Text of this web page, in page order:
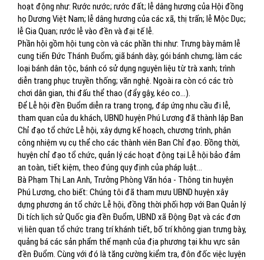
hoạt động như: Rước nước; rước đất; lễ dâng hương của Hội đồng
họ Dương Việt Nam; lễ dâng hương của các xã, thị trấn; lễ Mộc Dục;
lễ Gia Quan; rước lễ vào đền và đại tế lễ.
Phần hội gồm hội tung còn và các phần thi như: Trưng bày mâm lễ
cung tiến Đức Thánh Đuổm; giã bánh dày; gói bánh chưng; làm các
loại bánh dân tộc, bánh có sử dụng nguyên liệu từ trà xanh; trình
diễn trang phục truyền thống; văn nghệ. Ngoài ra còn có các trò
chơi dân gian, thi đấu thể thao (đẩy gậy, kéo co…).
Để Lễ hội đền Đuổm diễn ra trang trọng, đáp ứng nhu cầu đi lễ,
tham quan của du khách, UBND huyện Phú Lương đã thành lập Ban
Chỉ đạo tổ chức Lễ hội, xây dựng kế hoạch, chương trình, phân
công nhiệm vụ cụ thể cho các thành viên Ban Chỉ đạo. Đồng thời,
huyện chỉ đạo tổ chức, quản lý các hoạt động tại Lễ hội bảo đảm
an toàn, tiết kiệm, theo đúng quy định của pháp luật…
Bà Phạm Thị Lan Anh, Trưởng Phòng Văn hóa - Thông tin huyện
Phú Lương, cho biết: Chúng tôi đã tham mưu UBND huyện xây
dựng phương án tổ chức Lễ hội, đồng thời phối hợp với Ban Quản lý
Di tích lịch sử Quốc gia đền Đuổm, UBND xã Động Đạt và các đơn
vị liên quan tổ chức trang trí khánh tiết, bố trí không gian trưng bày,
quảng bá các sản phẩm thế mạnh của địa phương tại khu vực sân
đền Đuổm. Cùng với đó là tăng cường kiểm tra, đôn đốc việc luyện